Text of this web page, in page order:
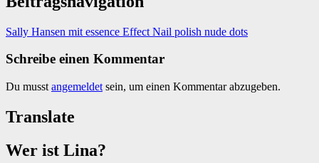
Sally Hansen mit essence Effect Nail polish nude dots
Schreibe einen Kommentar
Du musst angemeldet sein, um einen Kommentar abzugeben.
Translate
Wer ist Lina?